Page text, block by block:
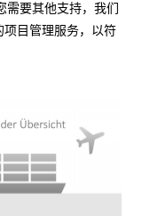
需要其他支持，我们
目管理服务，以符